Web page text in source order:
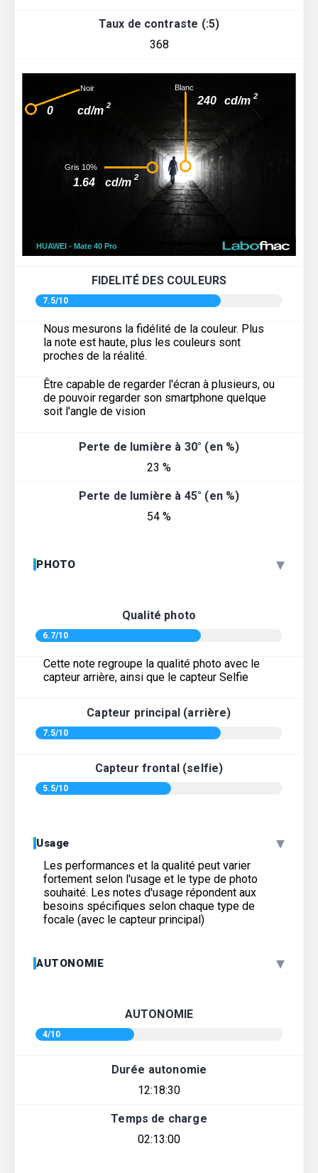
Taux de contraste (:5)
368
FIDELITÉ DES COULEURS
7.5/10
Nous mesurons la fidélité de la couleur. Plus
la note est haute, plus les couleurs sont
proches de la réalité.
Être capable de regarder l'écran à plusieurs, ou
de pouvoir regarder son smartphone quelque
soit l'angle de vision
Perte de lumière à 30° (en %)
23 %
Perte de lumière à 45° (en %)
54 %
PHOTO ▾
Qualité photo
6.7/10
Cette note regroupe la qualité photo avec le
capteur arrière, ainsi que le capteur Selfie
Capteur principal (arrière)
7.5/10
Capteur frontal (selfie)
5.5/10
Usage ▾
Les performances et la qualité peut varier
fortement selon l'usage et le type de photo
souhaité. Les notes d'usage répondent aux
besoins spécifiques selon chaque type de
focale (avec le capteur principal)
AUTONOMIE ▾
AUTONOMIE
4/10
Durée autonomie
12:18:30
Temps de charge
02:13:00